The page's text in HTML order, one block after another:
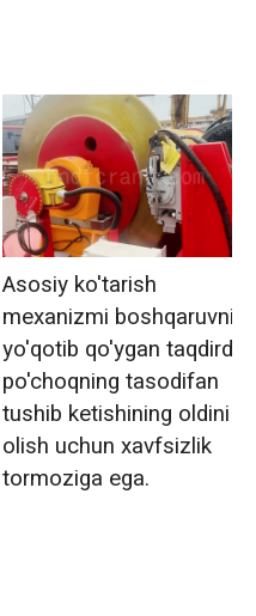
Asosiy ko'tarish
mexanizmi boshqaruvni
yo'qotib qo'ygan taqdirda
po'choqning tasodifan
tushib ketishining oldini
olish uchun xavfsizlik
tormoziga ega.